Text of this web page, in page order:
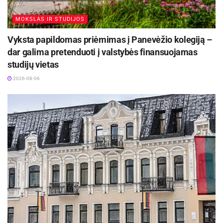
Kultūros ir meno skyriaus vedėja Asta
Čeponienė.
Maudytis galima visose Panevėžio maudyklose,
Rugsėjo 11–13 dienomis Panevėžys švęs 523-
iąjį gimtadienį
2026-08-06
Tradiciniame Užgavėnių kermošiuje lankytojai
galės įsigyti rankų darbo gaminių, gėrėtis
persirengėlių pasirodymais, stebėti Lašininio ir
Kanapinio kovą bei ragauti šventinių skanėstų.
Šventinę atmosferą kurs gyva muzika bei
folklorinio ansamblio „Pulkelis“ pasirodymas.
MOKSLAS IR STUDIJOS
Vyksta papildomas priėmimas į Panevėžio kolegiją –
dar galima pretenduoti į valstybės finansuojamas
studijų vietas
2026-08-06